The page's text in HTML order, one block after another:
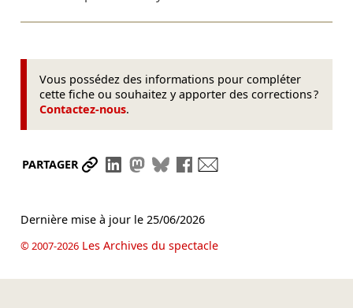
Vous possédez des informations pour compléter
cette fiche ou souhaitez y apporter des corrections ?
Contactez-nous.
PARTAGER Partager le lien
Partager sur LinkedIn
Partager sur Mastodon
Partager sur Bluesky
Partager sur Facebook
Dernière mise à jour le 25/06/2026
© 2007-2026Les Archives du spectacle